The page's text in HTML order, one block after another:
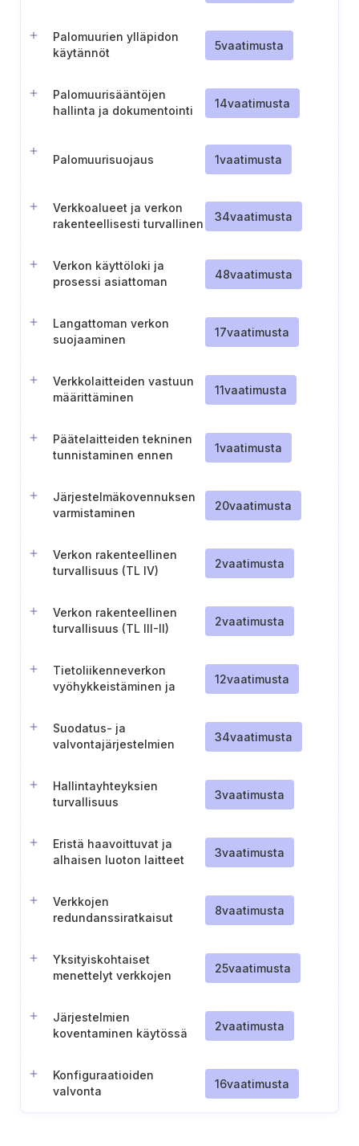
Palomuurien ylläpidon
käytännöt
5vaatimusta
Palomuurisääntöjen
hallinta ja dokumentointi
14vaatimusta
Palomuurisuojaus 1vaatimusta
Verkkoalueet ja verkon
rakenteellisesti turvallinen
34vaatimusta
Verkon käyttöloki ja
prosessi asiattoman
48vaatimusta
Langattoman verkon
suojaaminen
17vaatimusta
Verkkolaitteiden vastuun
määrittäminen
11vaatimusta
Päätelaitteiden tekninen
tunnistaminen ennen
1vaatimusta
Järjestelmäkovennuksen
varmistaminen
20vaatimusta
Verkon rakenteellinen
turvallisuus (TL IV)
2vaatimusta
Verkon rakenteellinen
turvallisuus (TL III-II)
2vaatimusta
Tietoliikenneverkon
vyöhykkeistäminen ja
12vaatimusta
Suodatus- ja
valvontajärjestelmien
34vaatimusta
Hallintayhteyksien
turvallisuus
3vaatimusta
Eristä haavoittuvat ja
alhaisen luoton laitteet
3vaatimusta
Verkkojen
redundanssiratkaisut
8vaatimusta
Yksityiskohtaiset
menettelyt verkkojen
25vaatimusta
Järjestelmien
koventaminen käytössä
2vaatimusta
Konfiguraatioiden
valvonta
16vaatimusta